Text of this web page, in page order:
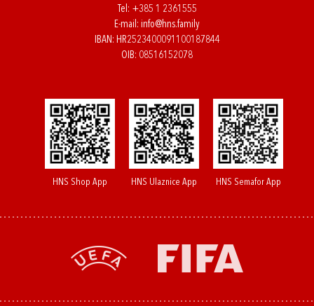
Tel: +385 1 2361555
E-mail: info@hns.family
IBAN: HR2523400091100187844
OIB: 08516152078
HNS Shop App HNS Ulaznice App HNS Semafor App